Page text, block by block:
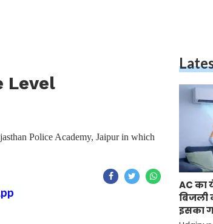
Level
Police Academy, Jaipur in which
AC का
बिजली
इसका